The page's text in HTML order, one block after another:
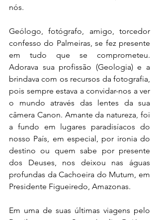
nós.
Geólogo, fotógrafo, amigo, torcedor
confesso do Palmeiras, se fez presente
em tudo que se comprometeu.
Adorava sua profissão (Geologia) e a
brindava com os recursos da fotografia,
pois sempre estava a convidar-nos a ver
o mundo através das lentes da sua
câmera Canon. Amante da natureza, foi
a fundo em lugares paradisíacos do
nosso País, em especial, por ironia do
destino ou quem sabe por presente
dos Deuses, nos deixou nas águas
profundas da Cachoeira do Mutum, em
Presidente Figueiredo, Amazonas.
Em uma de suas últimas viagens pelo